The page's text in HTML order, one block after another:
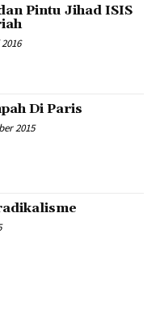
Pintu Jihad ISIS
Di Paris
2015